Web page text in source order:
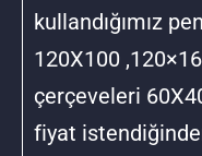
kullandığımız
120X100
çerçeveleri
fiyat